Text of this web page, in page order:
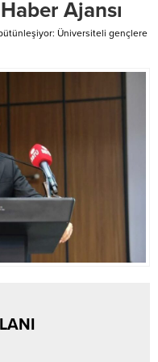
Ajansı
Üniversiteli gençlere